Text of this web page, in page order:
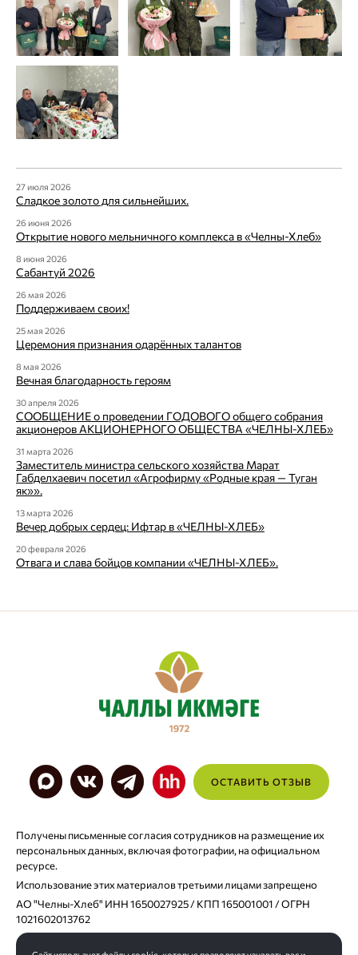
27 июля 2026
Сладкое золото для сильнейших.
26 июня 2026
Открытие нового мельничного комплекса в «Челны-Хлеб»
8 июня 2026
Сабантуй 2026
26 мая 2026
Поддерживаем своих!
25 мая 2026
Церемония признания одарённых талантов
8 мая 2026
Вечная благодарность героям
30 апреля 2026
СООБЩЕНИЕ о проведении ГОДОВОГО общего собрания
акционеров АКЦИОНЕРНОГО ОБЩЕСТВА «ЧЕЛНЫ-ХЛЕБ»
31 марта 2026
Заместитель министра сельского хозяйства Марат
Габделхаевич посетил «Агрофирму «Родные края — Туган
як»».
13 марта 2026
Вечер добрых сердец: Ифтар в «ЧЕЛНЫ-ХЛЕБ»
20 февраля 2026
Отвага и слава бойцов компании «ЧЕЛНЫ-ХЛЕБ».
ОСТАВИТЬ ОТЗЫВ
Получены письменные согласия сотрудников на размещение их
персональных данных, включая фотографии, на официальном
ресурсе.
Использование этих материалов третьими лицами запрещено
АО "Челны-Хлеб" ИНН 1650027925 / КПП 165001001 / ОГРН
1021602013762